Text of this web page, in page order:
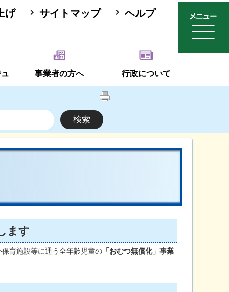
げ サイトマップ ヘルプ
事業者の方へ 行政について
ます
育施設等に通う全年齢児童の 「おむつ無償化」事業